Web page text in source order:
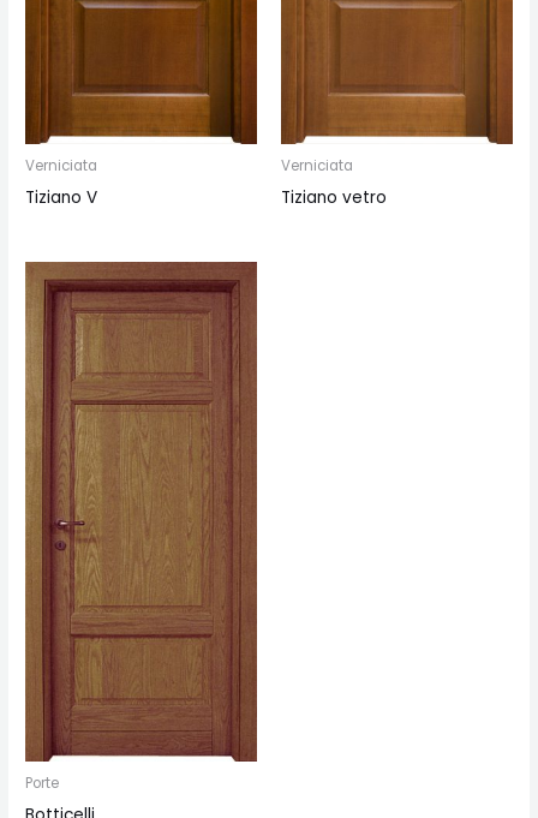
Verniciata
Tiziano V
Verniciata
Tiziano vetro
Porte